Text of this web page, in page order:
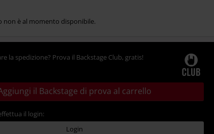
non è al momento disponibile.
la spedizione? Prova il Backstage Club, gratis!
il Backstage di prova al carrello
il login:
Login